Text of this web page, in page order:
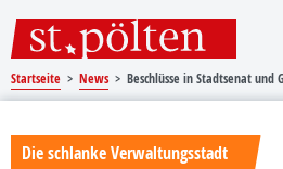
Startseite News Beschlüsse in Stadtsenat und
Die schlanke Verwaltungsstadt